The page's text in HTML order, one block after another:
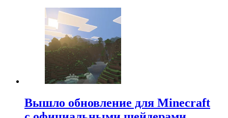
Вышло обновление для Minecraft